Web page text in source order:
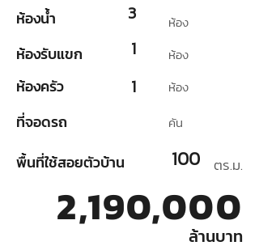
ห้องน้ำ
ห้องรับแขก
ห้องครัว
ที่จอดรถ
3
1
1
ห้อง
ห้อง
ห้อง
คัน
พื้นที่ใช้สอยตัวบ้าน 100 ตร.ม.
2,190,000
ล้านบาท